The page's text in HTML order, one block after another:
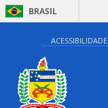
BRASIL
ACESSIBILIDADE